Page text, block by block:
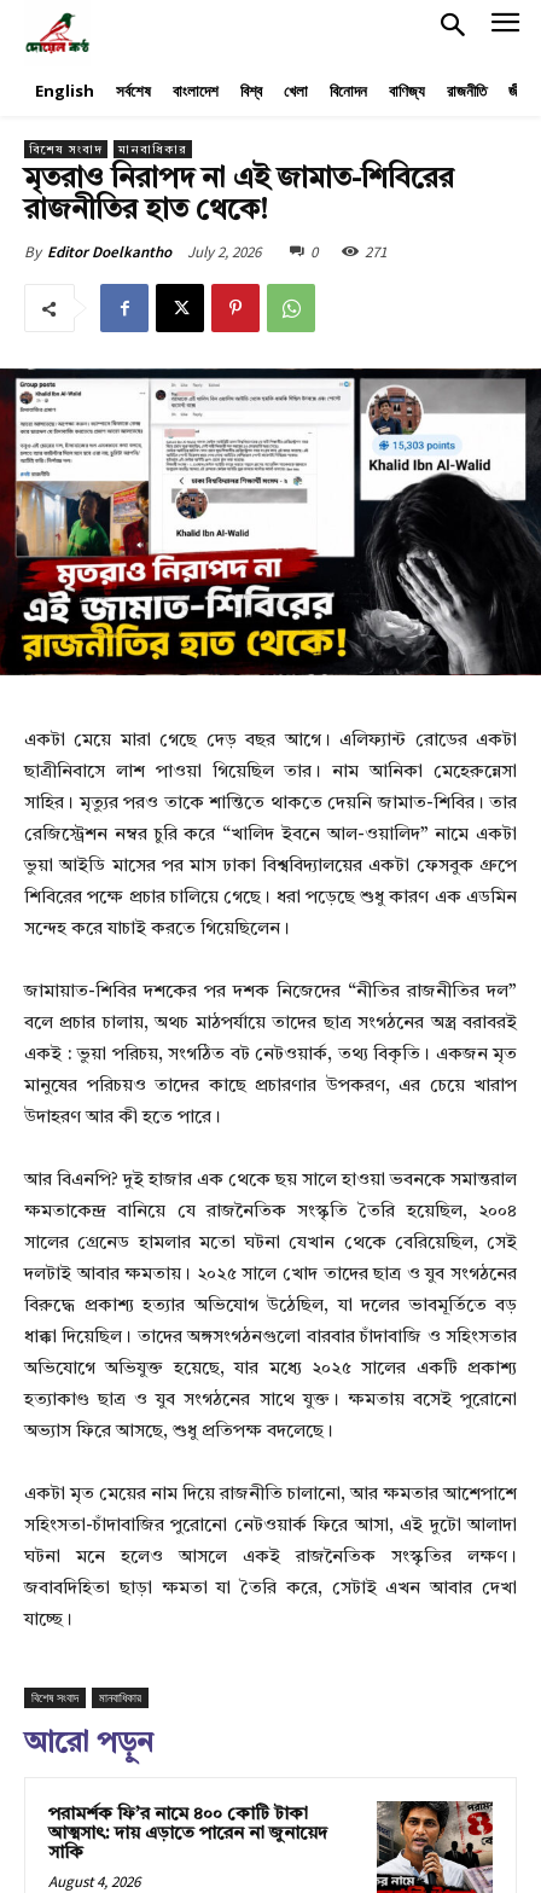
English সর্বশেষ বাংলাদেশ বিশ্ব খেলা বিনোদন বাণিজ্য রাজনীতি
বিশেষ সংবাদ মানবাধিকার
মৃতরাও নিরাপদ না এই জামাত-শিবিরের
রাজনীতির হাত থেকে!
By Editor Doelkantho July 2, 2026 0 271
একটা মেয়ে মারা গেছে দেড় বছর আগে। এলিফ্যান্ট রোডের একটা
ছাত্রীনিবাসে লাশ পাওয়া গিয়েছিল তার। নাম আনিকা মেহেরুন্নেসা
সাহির। মৃত্যুর পরও তাকে শান্তিতে থাকতে দেয়নি জামাত-শিবির। তার
রেজিস্ট্রেশন নম্বর চুরি করে “খালিদ ইবনে আল-ওয়ালিদ” নামে একটা
ভুয়া আইডি মাসের পর মাস ঢাকা বিশ্ববিদ্যালয়ের একটা ফেসবুক গ্রুপে
শিবিরের পক্ষে প্রচার চালিয়ে গেছে। ধরা পড়েছে শুধু কারণ এক এডমিন
সন্দেহ করে যাচাই করতে গিয়েছিলেন।
জামায়াত-শিবির দশকের পর দশক নিজেদের “নীতির রাজনীতির দল”
বলে প্রচার চালায়, অথচ মাঠপর্যায়ে তাদের ছাত্র সংগঠনের অস্ত্র বরাবরই
একই : ভুয়া পরিচয়, সংগঠিত বট নেটওয়ার্ক, তথ্য বিকৃতি। একজন মৃত
মানুষের পরিচয়ও তাদের কাছে প্রচারণার উপকরণ, এর চেয়ে খারাপ
উদাহরণ আর কী হতে পারে।
আর বিএনপি? দুই হাজার এক থেকে ছয় সালে হাওয়া ভবনকে সমান্তরাল
ক্ষমতাকেন্দ্র বানিয়ে যে রাজনৈতিক সংস্কৃতি তৈরি হয়েছিল, ২০০৪
সালের গ্রেনেড হামলার মতো ঘটনা যেখান থেকে বেরিয়েছিল, সেই
দলটাই আবার ক্ষমতায়। ২০২৫ সালে খোদ তাদের ছাত্র ও যুব সংগঠনের
বিরুদ্ধে প্রকাশ্য হত্যার অভিযোগ উঠেছিল, যা দলের ভাবমূর্তিতে বড়
ধাক্কা দিয়েছিল। তাদের অঙ্গসংগঠনগুলো বারবার চাঁদাবাজি ও সহিংসতার
অভিযোগে অভিযুক্ত হয়েছে, যার মধ্যে ২০২৫ সালের একটি প্রকাশ্য
হত্যাকাণ্ড ছাত্র ও যুব সংগঠনের সাথে যুক্ত। ক্ষমতায় বসেই পুরোনো
অভ্যাস ফিরে আসছে, শুধু প্রতিপক্ষ বদলেছে।
একটা মৃত মেয়ের নাম দিয়ে রাজনীতি চালানো, আর ক্ষমতার আশেপাশে
সহিংসতা-চাঁদাবাজির পুরোনো নেটওয়ার্ক ফিরে আসা, এই দুটো আলাদা
ঘটনা মনে হলেও আসলে একই রাজনৈতিক সংস্কৃতির লক্ষণ।
জবাবদিহিতা ছাড়া ক্ষমতা যা তৈরি করে, সেটাই এখন আবার দেখা
যাচ্ছে।
বিশেষ সংবাদ মানবাধিকার
আরো পড়ুন
পরামর্শক ফি’র নামে ৪০০ কোটি টাকা
আত্মসাৎ: দায় এড়াতে পারেন না জুনায়েদ
সাকি
August 4, 2026